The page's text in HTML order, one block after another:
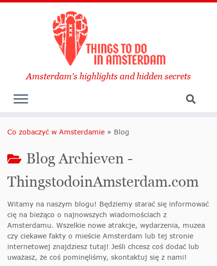
Amsterdam's highlights and hidden secrets
Co zobaczyć w Amsterdamie » Blog
Blog Archieven -
ThingstodoinAmsterdam.com
Witamy na naszym blogu! Będziemy starać się informować
cię na bieżąco o najnowszych wiadomościach z
Amsterdamu. Wszelkie nowe atrakcje, wydarzenia, muzea
czy ciekawe fakty o mieście Amsterdam lub tej stronie
internetowej znajdziesz tutaj! Jeśli chcesz coś dodać lub
uważasz, że coś pominęliśmy, skontaktuj się z nami!